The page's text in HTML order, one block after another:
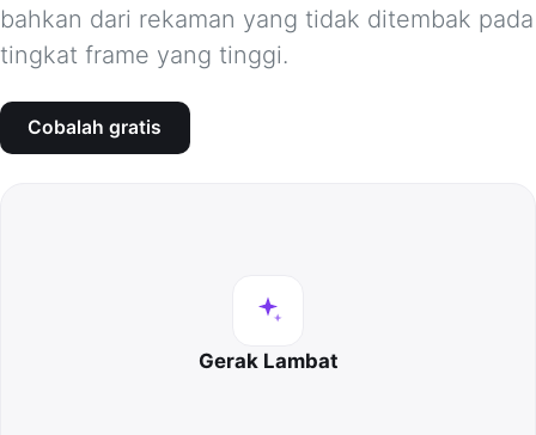
bahkan dari rekaman yang tidak ditembak pada
tingkat frame yang tinggi.
Cobalah gratis
Gerak Lambat